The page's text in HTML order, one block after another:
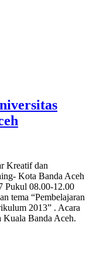
Kreatif dan
Kota Banda Aceh
Pukul 08.00-12.00
tema “Pembelajaran
2013” . Acara
Banda Aceh.